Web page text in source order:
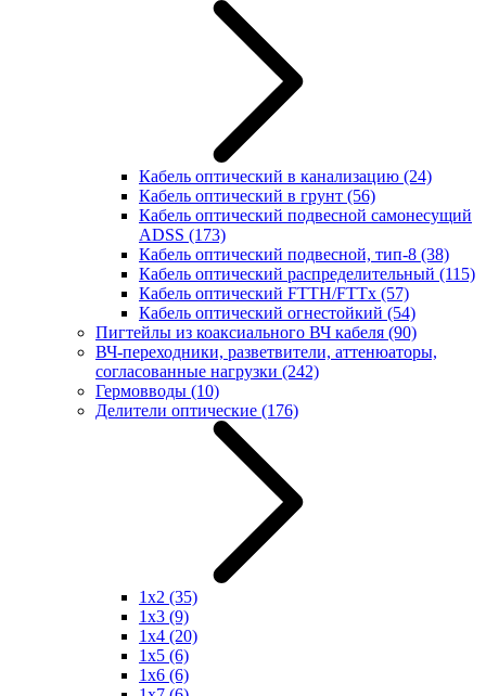
Кабель оптический в канализацию (24)
Кабель оптический в грунт (56)
Кабель оптический подвесной самонесущий
ADSS (173)
Кабель оптический подвесной, тип-8 (38)
Кабель оптический распределительный (115)
Кабель оптический FTTH/FTTx (57)
Кабель оптический огнестойкий (54)
Пигтейлы из коаксиального ВЧ кабеля (90)
ВЧ-переходники, разветвители, аттенюаторы,
согласованные нагрузки (242)
Гермовводы (10)
Делители оптические (176)
1x2 (35)
1x3 (9)
1x4 (20)
1x5 (6)
1x6 (6)